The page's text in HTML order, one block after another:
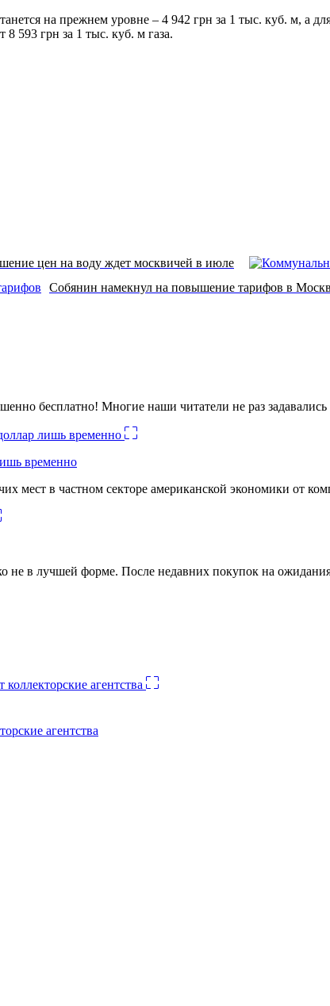
на прежнем уровне – 4 942 грн за 1 тыс. куб. м, а
8 593 грн за 1 тыс. куб. м газа.
цен на воду ждет москвичей в июле
Собянин намекнул на повышение тарифов в
бесплатно! Многие наши читатели не раз
временно
мест в частном секторе американской экономики от
не в лучшей форме. После недавних покупок на
агентства